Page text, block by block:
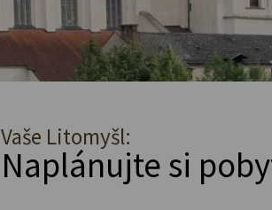
Vaše Litomyšl:
Naplánujte si